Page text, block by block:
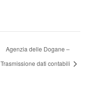
Agenzia delle Dogane –
Trasmissione dati contabili